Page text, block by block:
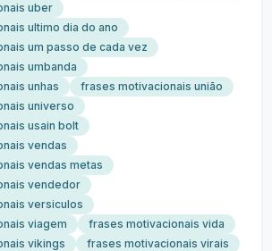
uber
ultimo dia do ano
um passo de cada vez
umbanda
unhas
frases motivacionais união
universo
usain bolt
vendas
vendas metas
vendedor
versiculos
viagem
frases motivacionais vida
vikings
frases motivacionais virais